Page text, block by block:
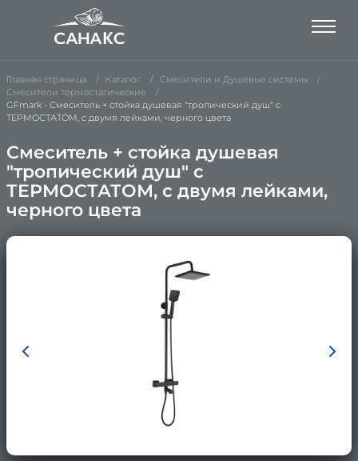
Главная страница Каталог
Смесители и Душевые системы
Смесители термостатические
GFmark - Смеситель + стойка душевая "тропический душ" с
ТЕРМОСТАТОМ, с двумя лейками, черного цвета
Смеситель + стойка душевая
"тропический душ" с
ТЕРМОСТАТОМ, с двумя лейками,
черного цвета